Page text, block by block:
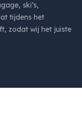
ski’s,
tijdens het
zodat wij het juiste